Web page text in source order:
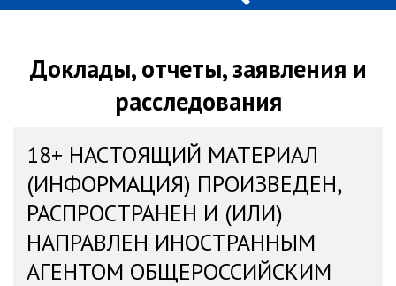
Доклады, отчеты, заявления и
расследования
18+ НАСТОЯЩИЙ МАТЕРИАЛ
(ИНФОРМАЦИЯ) ПРОИЗВЕДЕН,
РАСПРОСТРАНЕН И (ИЛИ)
НАПРАВЛЕН ИНОСТРАННЫМ
АГЕНТОМ ОБЩЕРОССИЙСКИМ